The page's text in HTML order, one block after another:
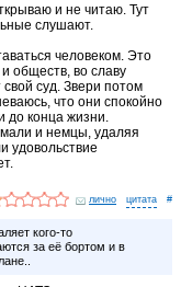
и не читаю. Тут
слушают.
человеком. Это
обществ, во славу
суд. Звери потом
что они спокойно
до конца жизни.
и немцы, удаляя
удовольствие
лично #
кого-то
за её бортом и в